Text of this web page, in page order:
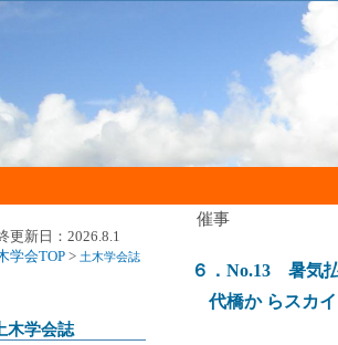
更新日：2026.8.1
学会TOP > 土木学会誌
木学会誌
催事
６．No.13 暑気
代橋か らスカ